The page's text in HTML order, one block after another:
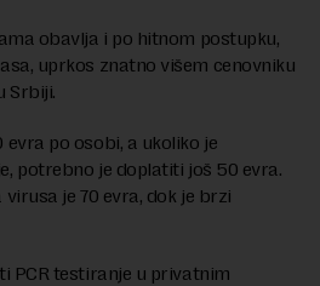
obavlja i po hitnom postupku,
uprkos znatno višem cenovniku
Srbiji.
evra po osobi, a ukoliko je
potrebno je doplatiti još 50 evra.
je 70 evra, dok je brzi
PCR testiranje u privatnim